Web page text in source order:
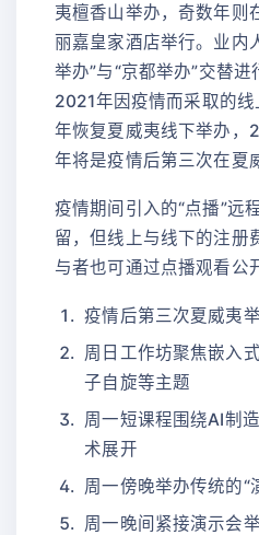
夷檀香山举办，奇数年则
丽嘉皇家酒店举行。业内
举办”与“京都举办”交替
2021年因疫情而采取的
年恢复夏威夷线下举办，
年将是疫情后第三次在夏
疫情期间引入的“点播”远
留，但线上与线下的注册
与者也可通过点播观看公
疫情后第三次夏威夷
周日工作坊聚焦嵌入
子自旋等主题
周一短课程围绕AI制
术展开
周一傍晚举办传统的“
周一晚间紧接演示会